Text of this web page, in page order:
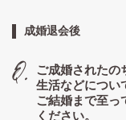
成婚退会後
ご成婚されたの
生活などについ
ご結婚まで至っ
ください。